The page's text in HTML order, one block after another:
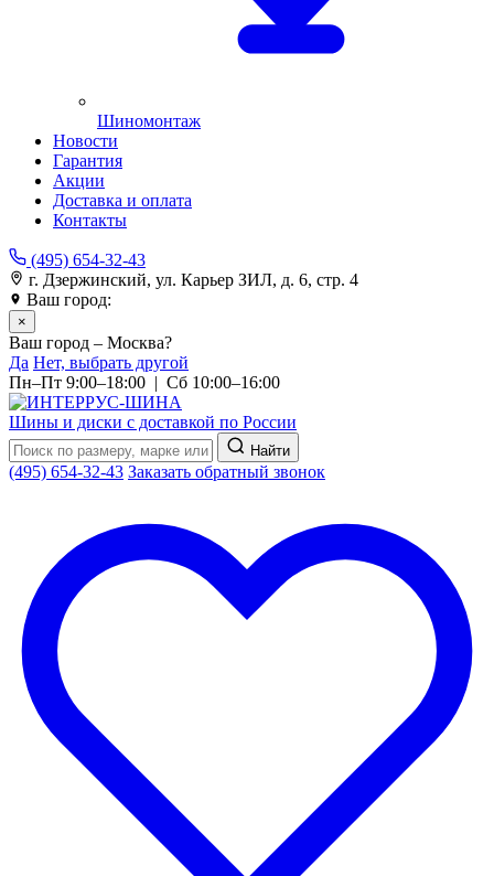
Шиномонтаж
Новости
Гарантия
Акции
Доставка и оплата
Контакты
(495) 654-32-43
г. Дзержинский, ул. Карьер ЗИЛ, д. 6, стр. 4
Ваш город:
×
Ваш город – Москва?
Да Нет, выбрать другой
Пн–Пт 9:00–18:00 | Сб 10:00–16:00
Шины и диски с доставкой по России
Найти
(495) 654-32-43 Заказать обратный звонок